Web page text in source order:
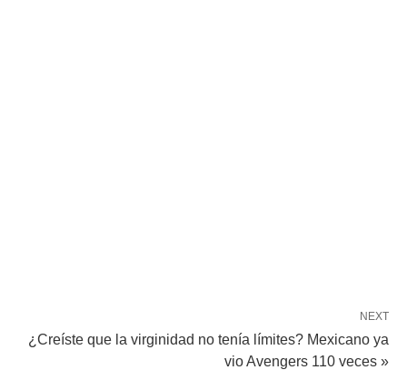
NEXT
¿Creíste que la virginidad no tenía límites? Mexicano ya
vio Avengers 110 veces »